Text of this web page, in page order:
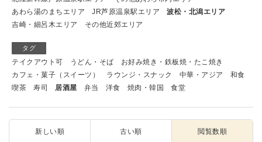
あわら湯のまちエリア
JR芦原温泉駅エリア
波松・北潟エリア
吉崎・細呂木エリア
その他近郊エリア
タグ
テイクアウト可 うどん・そば
お好み焼き・鉄板焼・たこ焼き
カフェ・菓子（スイーツ）
ラウンジ・スナック 中華・アジア
和食
喫茶
寿司 居酒屋 弁当 洋食 焼肉・韓国 食堂
新しい順 古い順 閲覧数順